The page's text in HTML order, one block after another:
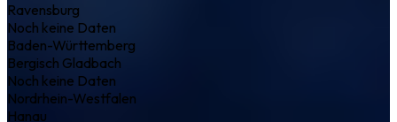
Ravensburg
Noch keine Daten
Baden-Württemberg
Bergisch Gladbach
Noch keine Daten
Nordrhein-Westfalen
Hanau